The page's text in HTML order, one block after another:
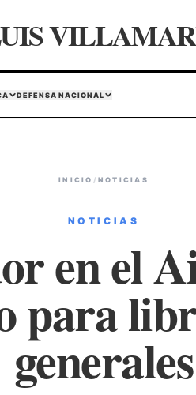
DEFENSA NACIONAL
INICIO / NOTICIAS
NOTICIAS
en el
para
generales